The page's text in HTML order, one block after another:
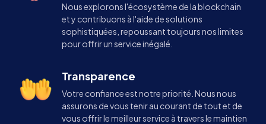
Nous explorons l'écosystème de la blockchain
et y contribuons à l'aide de solutions
sophistiquées, repoussant toujours nos limites
pour offrir un service inégalé.
Transparence
Votre confiance est notre priorité. Nous nous
assurons de vous tenir au courant de tout et de
vous offrir le meilleur service à travers le maintien